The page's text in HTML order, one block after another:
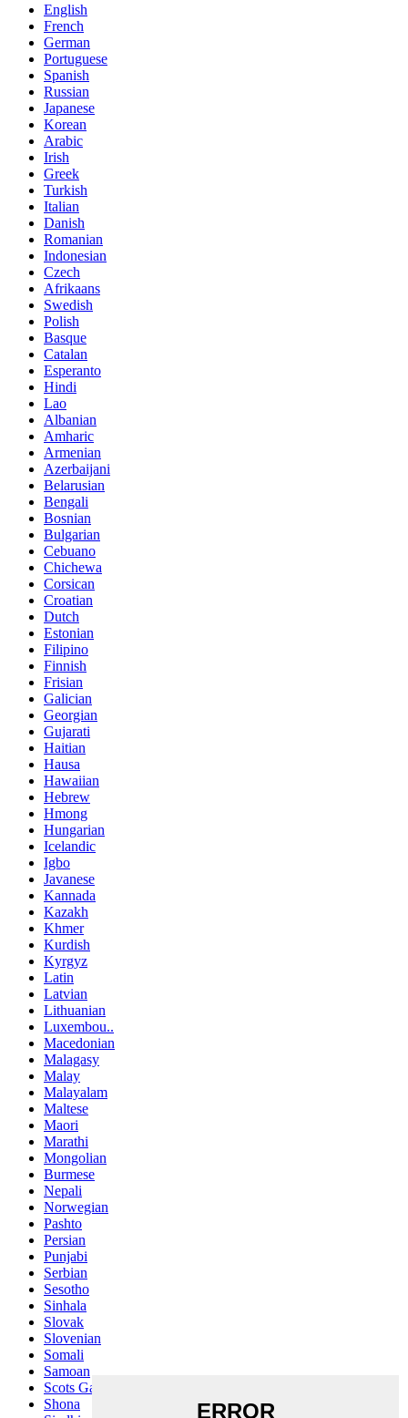
English
French
German
Portuguese
Spanish
Russian
Japanese
Korean
Arabic
Irish
Greek
Turkish
Italian
Danish
Romanian
Indonesian
Czech
Afrikaans
Swedish
Polish
Basque
Catalan
Esperanto
Hindi
Lao
Albanian
Amharic
Armenian
Azerbaijani
Belarusian
Bengali
Bosnian
Bulgarian
Cebuano
Chichewa
Corsican
Croatian
Dutch
Estonian
Filipino
Finnish
Frisian
Galician
Georgian
Gujarati
Haitian
Hausa
Hawaiian
Hebrew
Hmong
Hungarian
Icelandic
Igbo
Javanese
Kannada
Kazakh
Khmer
Kurdish
Kyrgyz
Latin
Latvian
Lithuanian
Luxembou..
Macedonian
Malagasy
Malay
Malayalam
Maltese
Maori
Marathi
Mongolian
Burmese
Nepali
Norwegian
Pashto
Persian
Punjabi
Serbian
Sesotho
Sinhala
Slovak
Slovenian
Somali
Samoan
Scots Gaelic
Shona